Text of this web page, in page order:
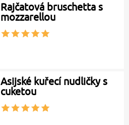
Rajčatová bruschetta s
mozzarellou
Asijské kuřecí nudličky s
cuketou